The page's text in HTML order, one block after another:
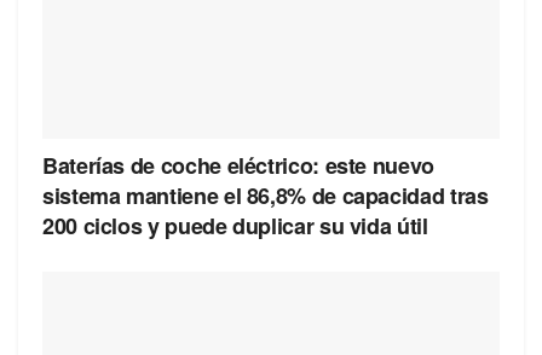
Baterías de coche eléctrico: este nuevo
sistema mantiene el 86,8% de capacidad tras
200 ciclos y puede duplicar su vida útil